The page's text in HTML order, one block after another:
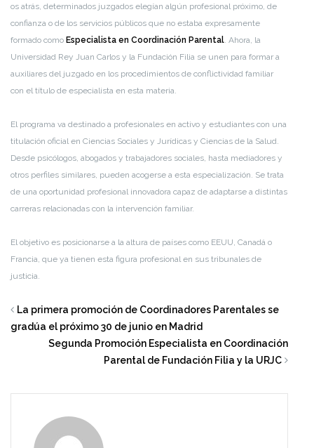
os atrás, determinados juzgados elegían algún profesional próximo, de
confianza o de los servicios públicos que no estaba expresamente
formado como Especialista en Coordinación Parental . Ahora, la
Universidad Rey Juan Carlos y la Fundación Filia se unen para formar a
auxiliares del juzgado en los procedimientos de conflictividad familiar
con el título de especialista en esta materia.
El programa va destinado a profesionales en activo y estudiantes con una
titulación oficial en Ciencias Sociales y Jurídicas y Ciencias de la Salud.
Desde psicólogos, abogados y trabajadores sociales, hasta mediadores y
otros perfiles similares, pueden acogerse a esta especialización. Se trata
de una oportunidad profesional innovadora capaz de adaptarse a distintas
carreras relacionadas con la intervención familiar.
El objetivo es posicionarse a la altura de países como EEUU, Canadá o
Francia, que ya tienen esta figura profesional en sus tribunales de
justicia.
La primera promoción de Coordinadores Parentales se
gradúa el próximo 30 de junio en Madrid
Segunda Promoción Especialista en Coordinación
Parental de Fundación Filia y la URJC